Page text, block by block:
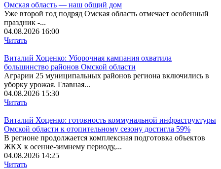
Омская область — наш общий дом
Уже второй год подряд Омская область отмечает особенный
праздник -...
04.08.2026 16:00
Читать
Виталий Хоценко: Уборочная кампания охватила
большинство районов Омской области
Аграрии 25 муниципальных районов региона включились в
уборку урожая. Главная...
04.08.2026 15:30
Читать
Виталий Хоценко: готовность коммунальной инфраструктуры
Омской области к отопительному сезону достигла 59%
В регионе продолжается комплексная подготовка объектов
ЖКХ к осенне-зимнему периоду,...
04.08.2026 14:25
Читать